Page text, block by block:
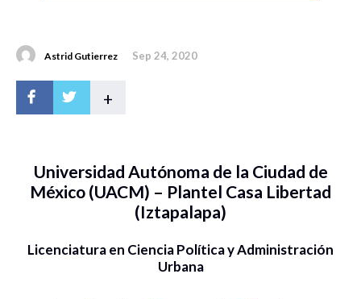
Astrid Gutierrez Sep 24, 2020
+
Universidad Autónoma de la Ciudad de
México (UACM) – Plantel Casa Libertad
(Iztapalapa)
Licenciatura en Ciencia Política y Administración
Urbana